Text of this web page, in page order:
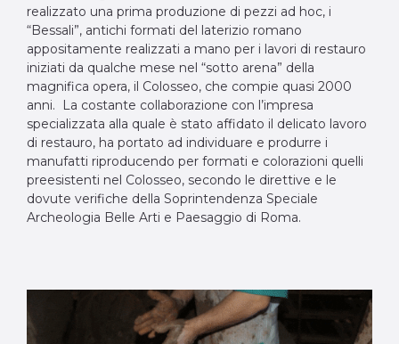
realizzato una prima produzione di pezzi ad hoc, i
“Bessali”, antichi formati del laterizio romano
appositamente realizzati a mano per i lavori di restauro
iniziati da qualche mese nel “sotto arena” della
magnifica opera, il Colosseo, che compie quasi 2000
anni. La costante collaborazione con l’impresa
specializzata alla quale è stato affidato il delicato lavoro
di restauro, ha portato ad individuare e produrre i
manufatti riproducendo per formati e colorazioni quelli
preesistenti nel Colosseo, secondo le direttive e le
dovute verifiche della Soprintendenza Speciale
Archeologia Belle Arti e Paesaggio di Roma.